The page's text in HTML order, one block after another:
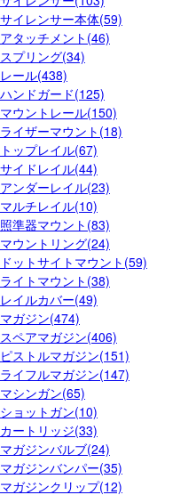
サイレンサー本体(59)
アタッチメント(46)
スプリング(34)
レール(438)
ハンドガード(125)
マウントレール(150)
ライザーマウント(18)
トップレイル(67)
サイドレイル(44)
アンダーレイル(23)
マルチレイル(10)
照準器マウント(83)
マウントリング(24)
ドットサイトマウント(59)
ライトマウント(38)
レイルカバー(49)
マガジン(474)
スペアマガジン(406)
ピストルマガジン(151)
ライフルマガジン(147)
マシンガン(65)
ショットガン(10)
カートリッジ(33)
マガジンバルブ(24)
マガジンバンパー(35)
マガジンクリップ(12)